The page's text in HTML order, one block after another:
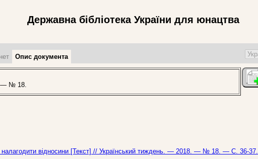
Державна бібліотека України для юнацтва
Опис документа
— № 18.
налагодити відносини [Текст] // Український тиждень. — 2018. — № 18. — С. 36-37.